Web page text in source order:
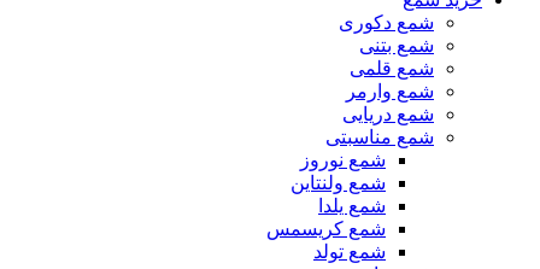
شمع دکوری
شمع بتنی
شمع قلمی
شمع وارمر
شمع دریایی
شمع مناسبتی
شمع نوروز
شمع ولنتاین
شمع یلدا
شمع کریسمس
شمع تولد